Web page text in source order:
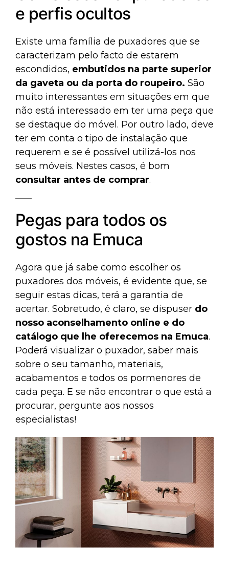
e perfis ocultos
Existe uma família de puxadores que se
caracterizam pelo facto de estarem
escondidos, embutidos na parte superior
da gaveta ou da porta do roupeiro. São
muito interessantes em situações em que
não está interessado em ter uma peça que
se destaque do móvel. Por outro lado, deve
ter em conta o tipo de instalação que
requerem e se é possível utilizá-los nos
seus móveis. Nestes casos, é bom
consultar antes de comprar.
Pegas para todos os
gostos na Emuca
Agora que já sabe como escolher os
puxadores dos móveis, é evidente que, se
seguir estas dicas, terá a garantia de
acertar. Sobretudo, é claro, se dispuser do
nosso aconselhamento online e do
catálogo que lhe oferecemos na Emuca.
Poderá visualizar o puxador, saber mais
sobre o seu tamanho, materiais,
acabamentos e todos os pormenores de
cada peça. E se não encontrar o que está a
procurar, pergunte aos nossos
especialistas!